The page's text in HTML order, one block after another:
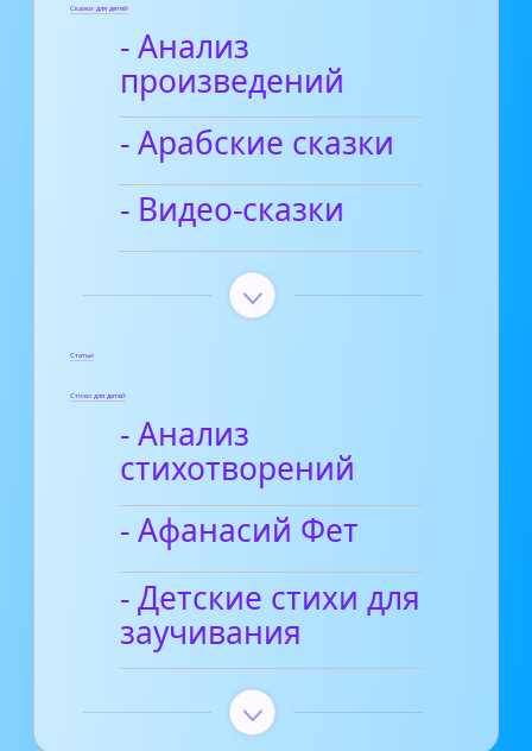
Сказки для детей
- Анализ
произведений
- Арабские сказки
- Видео-сказки
Статьи
Стихи для детей
- Анализ
стихотворений
- Афанасий Фет
- Детские стихи для
заучивания